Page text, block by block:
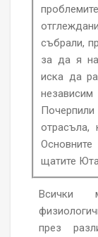
събрали,
за да я
иска да
отрасъла,
щатите
Всички
през